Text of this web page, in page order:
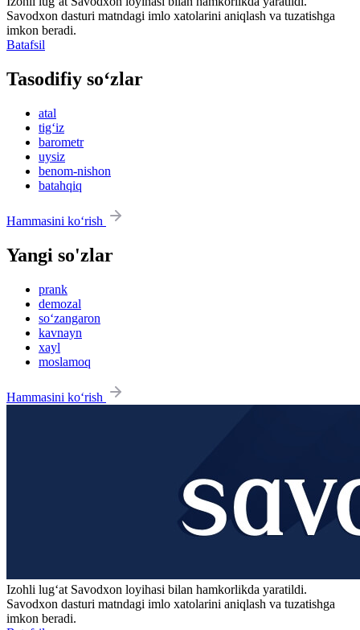
Savodxon dasturi matndagi imlo xatolarini aniqlash va tuzatishga
imkon beradi.
Batafsil
Tasodifiy so‘zlar
atal
tig‘iz
barometr
uysiz
benom-nishon
batahqiq
Hammasini ko‘rish
Yangi so'zlar
prank
demozal
so‘zangaron
kavnayn
xayl
moslamoq
Hammasini ko‘rish
Izohli lugʻat Savodxon loyihasi bilan hamkorlikda yaratildi.
Savodxon dasturi matndagi imlo xatolarini aniqlash va tuzatishga
imkon beradi.